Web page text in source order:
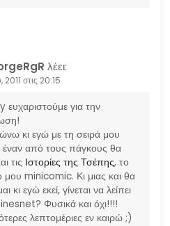
λέει:
2011 στις 20:15
ευχαριστούμε για την
κι εγώ με τη σειρά μου
από τους πάγκους θα
τις Ιστορίες της Τσέπης, το
μου minicomic. Κι μιας και θα
κι εγώ εκεί, γίνεται να λείπει
Φυσικά και όχι!!!!
λεπτομέριες εν καιρώ ;)